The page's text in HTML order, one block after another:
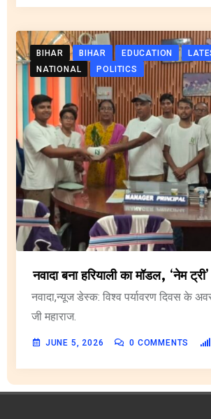
BIHAR BIHAR EDUCATION
NATIONAL
POLITICS
नवादा बना हरियाली का मॉडल, ‘नेम
नवादा,न्यूज डेस्क: विश्व पर्यावरण दिवस के
जी महाराज.
JUNE 5, 2026 0 COMMENTS